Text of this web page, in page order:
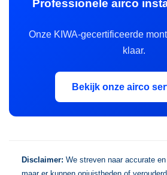
Professionele airco
Onze KIWA-gecertificeerde
klaar.
Bekijk onze airco
Disclaimer: We streven naar accurate